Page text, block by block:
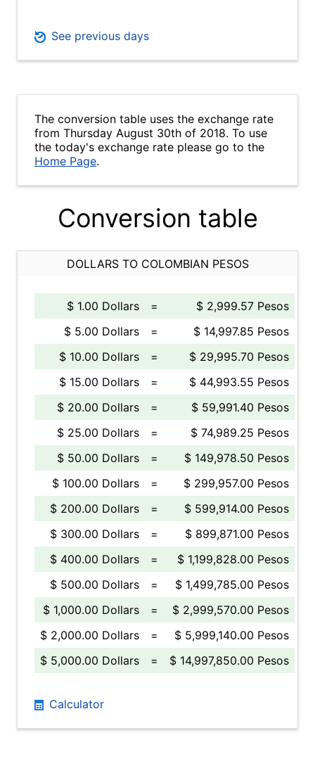
See previous days
The conversion table uses the exchange rate
from Thursday August 30th of 2018. To use
the today's exchange rate please go to the
Home Page.
Conversion table
DOLLARS TO COLOMBIAN PESOS
$ 1.00 Dollars =
$ 2,999.57 Pesos
$ 5.00 Dollars
=
$ 14,997.85 Pesos
$ 10.00 Dollars
=
$ 29,995.70 Pesos
$ 15.00 Dollars
=
$ 44,993.55 Pesos
$ 20.00 Dollars
=
$ 59,991.40 Pesos
$ 25.00 Dollars
=
$ 74,989.25 Pesos
$ 50.00 Dollars
=
$ 149,978.50 Pesos
$ 100.00 Dollars
=
$ 299,957.00 Pesos
$ 200.00 Dollars
=
$ 599,914.00 Pesos
$ 300.00 Dollars
=
$ 899,871.00 Pesos
$ 400.00 Dollars
=
$ 1,199,828.00 Pesos
$ 500.00 Dollars
=
$ 1,499,785.00 Pesos
$ 1,000.00 Dollars
=
$ 2,999,570.00 Pesos
$ 2,000.00 Dollars
=
$ 5,999,140.00 Pesos
$ 5,000.00 Dollars
= $ 14,997,850.00 Pesos
Calculator